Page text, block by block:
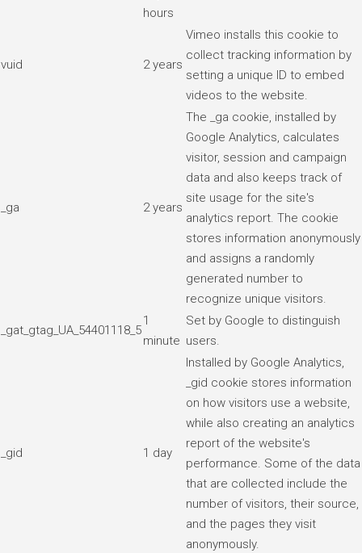
hours
vuid 2 years
Vimeo installs this cookie to
collect tracking information by
setting a unique ID to embed
videos to the website.
_ga 2 years
The _ga cookie, installed by
Google Analytics, calculates
visitor, session and campaign
data and also keeps track of
site usage for the site's
analytics report. The cookie
stores information anonymously
and assigns a randomly
generated number to
recognize unique visitors.
_gat_gtag_UA_54401118_5
1
minute
Set by Google to distinguish
users.
_gid 1 day
Installed by Google Analytics,
_gid cookie stores information
on how visitors use a website,
while also creating an analytics
report of the website's
performance. Some of the data
that are collected include the
number of visitors, their source,
and the pages they visit
anonymously.